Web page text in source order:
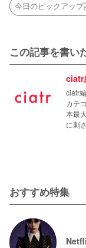
今日のピックアップ
この記事を書い
ciatr
ciatr
カテ
本最
に刺
おすすめ特集